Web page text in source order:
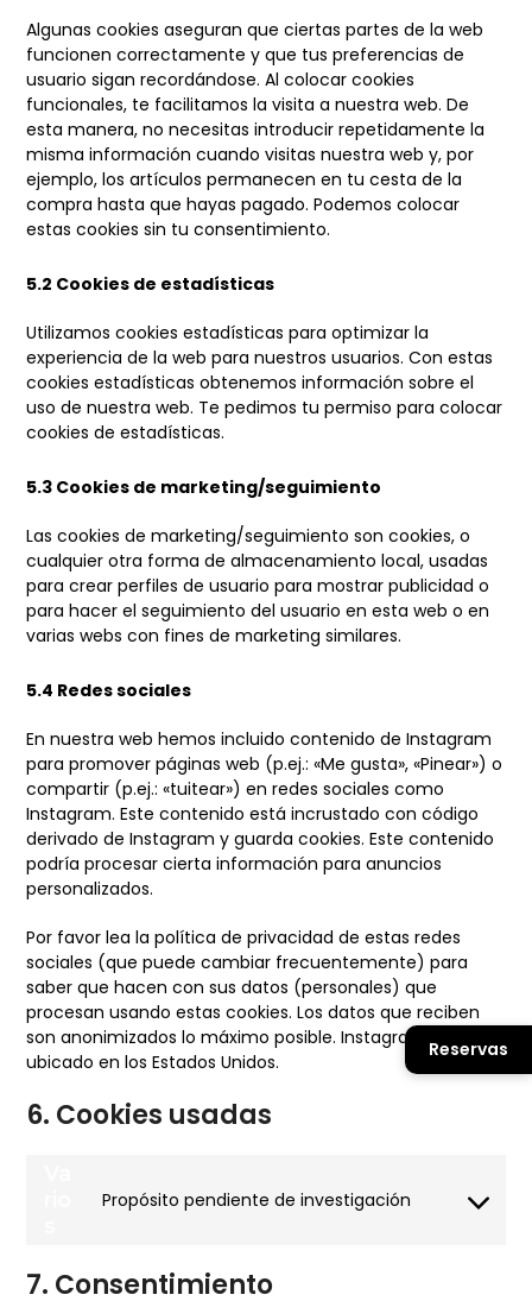
Algunas cookies aseguran que ciertas partes de la web
funcionen correctamente y que tus preferencias de
usuario sigan recordándose. Al colocar cookies
funcionales, te facilitamos la visita a nuestra web. De
esta manera, no necesitas introducir repetidamente la
misma información cuando visitas nuestra web y, por
ejemplo, los artículos permanecen en tu cesta de la
compra hasta que hayas pagado. Podemos colocar
estas cookies sin tu consentimiento.
5.2 Cookies de estadísticas
Utilizamos cookies estadísticas para optimizar la
experiencia de la web para nuestros usuarios. Con estas
cookies estadísticas obtenemos información sobre el
uso de nuestra web. Te pedimos tu permiso para colocar
cookies de estadísticas.
5.3 Cookies de marketing/seguimiento
Las cookies de marketing/seguimiento son cookies, o
cualquier otra forma de almacenamiento local, usadas
para crear perfiles de usuario para mostrar publicidad o
para hacer el seguimiento del usuario en esta web o en
varias webs con fines de marketing similares.
5.4 Redes sociales
En nuestra web hemos incluido contenido de Instagram
para promover páginas web (p.ej.: «Me gusta», «Pinear») o
compartir (p.ej.: «tuitear») en redes sociales como
Instagram. Este contenido está incrustado con código
derivado de Instagram y guarda cookies. Este contenido
podría procesar cierta información para anuncios
personalizados.
Por favor lea la política de privacidad de estas redes
sociales (que puede cambiar frecuentemente) para
saber que hacen con sus datos (personales) que
procesan usando estas cookies. Los datos que reciben
son anonimizados lo máximo posible. Instagram está
ubicado en los Estados Unidos.
6. Cookies usadas
Propósito pendiente de investigación
Consent
7. Consentimiento
Reservas